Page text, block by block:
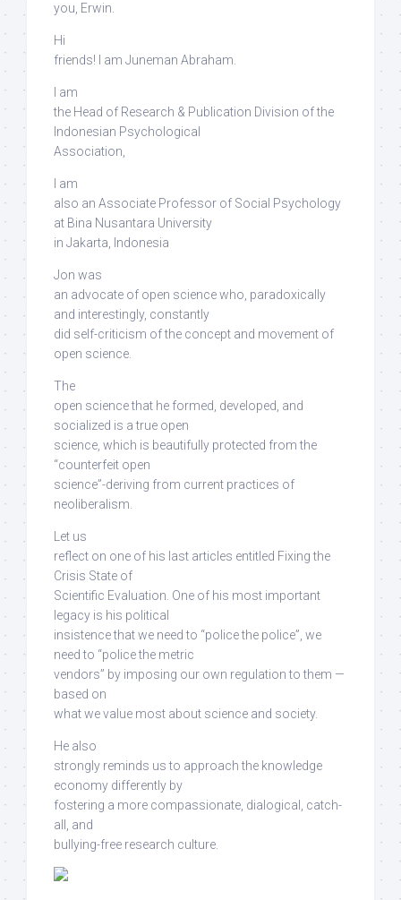
you, Erwin.
Hi
friends! I am Juneman Abraham.
I am
the Head of Research & Publication Division of the
Indonesian Psychological
Association,
I am
also an Associate Professor of Social Psychology
at Bina Nusantara University
in Jakarta, Indonesia
Jon was
an advocate of open science who, paradoxically
and interestingly, constantly
did self-criticism of the concept and movement of
open science.
The
open science that he formed, developed, and
socialized is a true open
science, which is beautifully protected from the
“counterfeit open
science”-deriving from current practices of
neoliberalism.
Let us
reflect on one of his last articles entitled Fixing the
Crisis State of
Scientific Evaluation. One of his most important
legacy is his political
insistence that we need to “police the police”, we
need to “police the metric
vendors” by imposing our own regulation to them —
based on
what we value most about science and society.
He also
strongly reminds usto approach the knowledge
economy differently by
fostering a more compassionate, dialogical, catch-
all, and
bullying-free research culture.